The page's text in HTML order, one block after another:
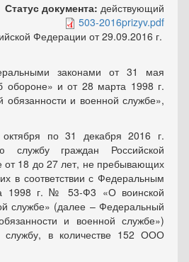
Статус документа: действующий
503-2016prizyv.pdf
Федерации от 29.09.2016 г.
законами от 31 мая
и от 28 марта 1998 г.
и военной службе»,
по 31 декабря 2016 г.
службу граждан Российской
от 18 до 27 лет, не пребывающих
в соответствии с Федеральным
1998 г. № 53-Ф3 «О воинской
службе» (далее – Федеральный
и военной службе»)
службу, в количестве 152 ООО